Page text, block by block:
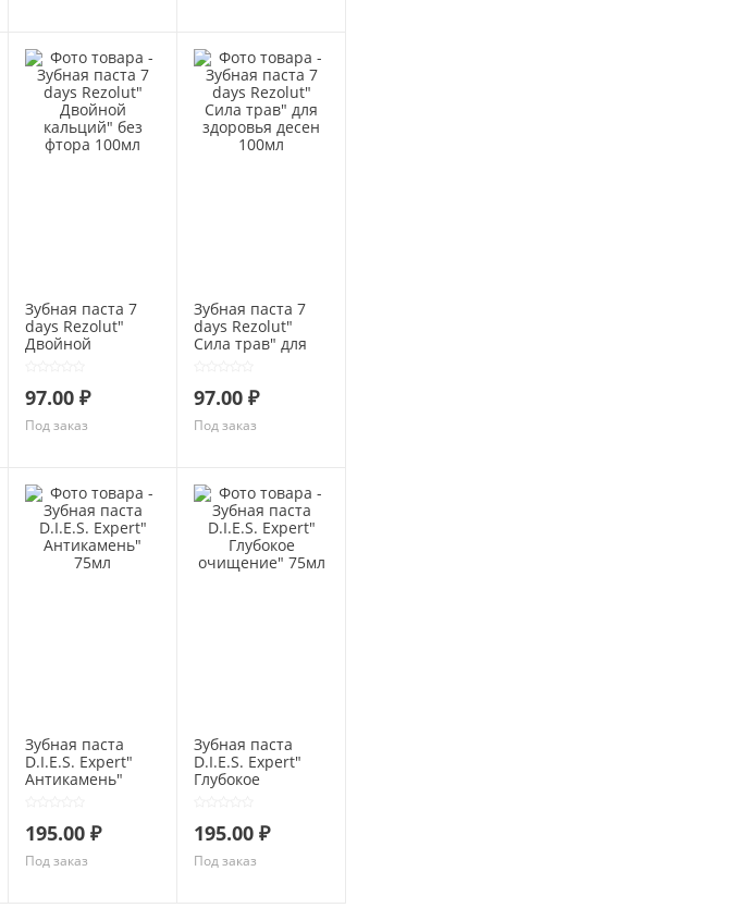
Зубная паста 7
days Rezolut"
Двойной
97.00 ₽
Под заказ
Зубная паста 7
days Rezolut"
Сила трав" для
97.00 ₽
Под заказ
Зубная паста
D.I.E.S. Expert"
Антикамень"
195.00 ₽
Под заказ
Зубная паста
D.I.E.S. Expert"
Глубокое
195.00 ₽
Под заказ